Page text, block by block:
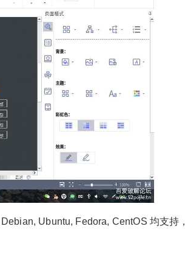
Ubuntu, Fedora, CentOS 均支持，
网深度系统社区 2019/7/20